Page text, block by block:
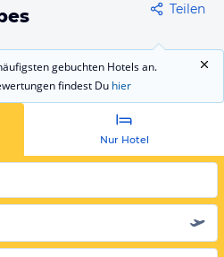
Teilen
gebuchten Hotels an.
findest Du hier
Nur Hotel